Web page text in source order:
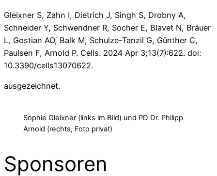
Gleixner S, Zahn I, Dietrich J, Singh S, Drobny A,
Schneider Y, Schwendner R, Socher E, Blavet N, Bräuer
L, Gostian AO, Balk M, Schulze-Tanzil G, Günther C,
Paulsen F, Arnold P. Cells. 2024 Apr 3;13(7):622. doi:
10.3390/cells13070622.
ausgezeichnet.
Sophie Gleixner (links im Bild) und PD Dr. Philipp
Arnold (rechts, Foto privat)
Sponsoren